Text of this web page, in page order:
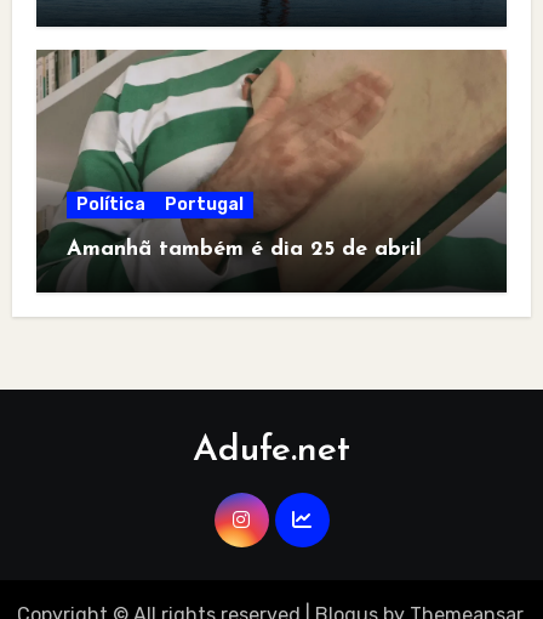
Política Portugal
Amanhã também é dia 25 de abril
Adufe.net